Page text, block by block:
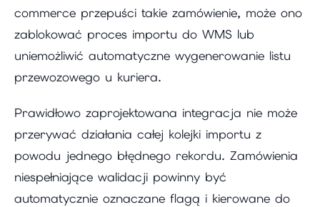
commerce przepuści takie zamówienie, może ono
zablokować proces importu do WMS lub
uniemożliwić automatyczne wygenerowanie listu
przewozowego u kuriera.
Prawidłowo zaprojektowana integracja nie może
przerywać działania całej kolejki importu z
powodu jednego błędnego rekordu. Zamówienia
niespełniające walidacji powinny być
automatycznie oznaczane flagą i kierowane do